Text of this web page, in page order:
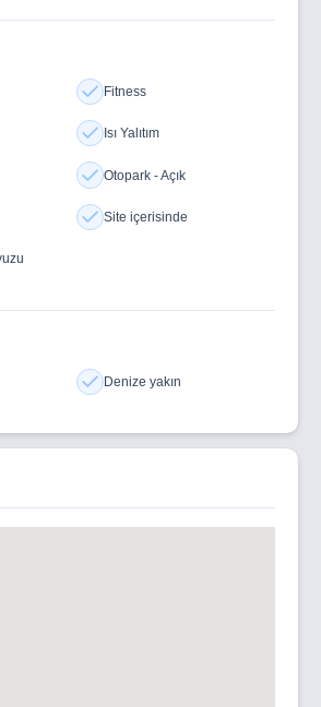
Fitness
Isı Yalıtım
Otopark - Açık
Site içerisinde
Denize yakın